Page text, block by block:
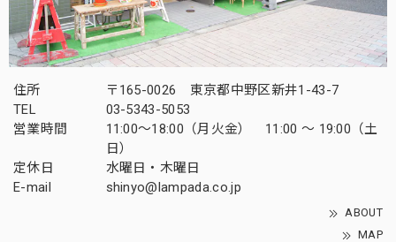
住所
〒165-0026 東京都中野区新井1-43-7
TEL
03-5343-5053
営業時間
11:00～18:00（月火金） 11:00 ～ 19:00（土
日）
定休日
水曜日・木曜日
E-mail
shinyo@lampada.co.jp
ABOUT
MAP